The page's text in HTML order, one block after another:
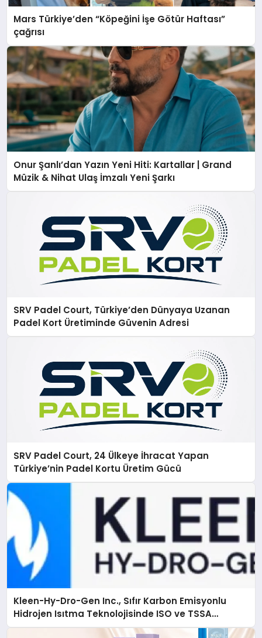
Mars Türkiye’den “Köpeğini İşe Götür Haftası”
çağrısı
Onur Şanlı’dan Yazın Yeni Hiti: Kartallar | Grand
Müzik & Nihat Ulaş İmzalı Yeni Şarkı
SRV Padel Court, Türkiye’den Dünyaya Uzanan
Padel Kort Üretiminde Güvenin Adresi
SRV Padel Court, 24 Ülkeye İhracat Yapan
Türkiye’nin Padel Kortu Üretim Gücü
Kleen-Hy-Dro-Gen Inc., Sıfır Karbon Emisyonlu
Hidrojen Isıtma Teknolojisinde ISO ve TSSA
Düzenleyici Onaylarını Aldı